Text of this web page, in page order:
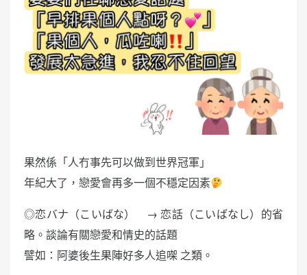
果然係「人冇事先可以做到世界冠軍」
年紀大了，戀愛會再多一個不穩定因素
◎恋バナ（こいばな） → 恋話（こいばなし）的省
略。談論有關戀愛和情史的話題
譬如：阿婆後生果陣好多人追㗎 之類。